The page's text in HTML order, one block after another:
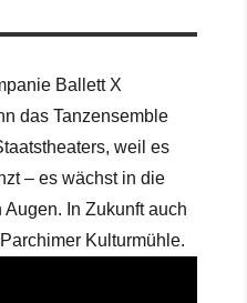
Ballett X
das Tanzensemble
weil es
– es wächst in die
In Zukunft auch
Kulturmühle.